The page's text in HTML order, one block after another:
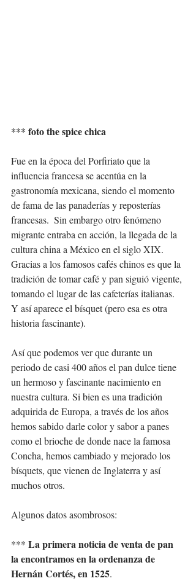
*** foto the spice chica
Fue en la época del Porfiriato que la
influencia francesa se acentúa en la
gastronomía mexicana, siendo el momento
de fama de las panaderías y reposterías
francesas.  Sin embargo otro fenómeno
migrante entraba en acción, la llegada de la
cultura china a México en el siglo XIX.
Gracias a los famosos cafés chinos es que la
tradición de tomar café y pan siguió vigente,
tomando el lugar de las cafeterías italianas.
Y así aparece el bísquet (pero esa es otra
historia fascinante).
Así que podemos ver que durante un
periodo de casi 400 años el pan dulce tiene
un hermoso y fascinante nacimiento en
nuestra cultura. Si bien es una tradición
adquirida de Europa, a través de los años
hemos sabido darle color y sabor a panes
como el brioche de donde nace la famosa
Concha, hemos cambiado y mejorado los
bísquets, que vienen de Inglaterra y así
muchos otros.
Algunos datos asombrosos:
*** La primera noticia de venta de pan
la encontramos en la ordenanza de
Hernán Cortés, en 1525.